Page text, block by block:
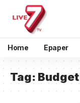
Home Epaper
Tag: